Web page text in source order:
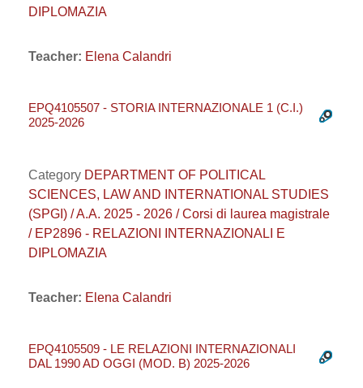
DIPLOMAZIA
Teacher: Elena Calandri
EPQ4105507 - STORIA INTERNAZIONALE 1 (C.I.)
2025-2026
Category DEPARTMENT OF POLITICAL
SCIENCES, LAW AND INTERNATIONAL STUDIES
(SPGI) / A.A. 2025 - 2026 / Corsi di laurea magistrale
/ EP2896 - RELAZIONI INTERNAZIONALI E
DIPLOMAZIA
Teacher: Elena Calandri
EPQ4105509 - LE RELAZIONI INTERNAZIONALI
DAL 1990 AD OGGI (MOD. B) 2025-2026